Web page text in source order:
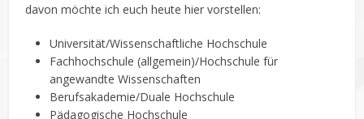
davon möchte ich euch heute hier vorstellen:
Universität/Wissenschaftliche Hochschule
Fachhochschule (allgemein)/Hochschule für
angewandte Wissenschaften
Berufsakademie/Duale Hochschule
Pädagogische Hochschule